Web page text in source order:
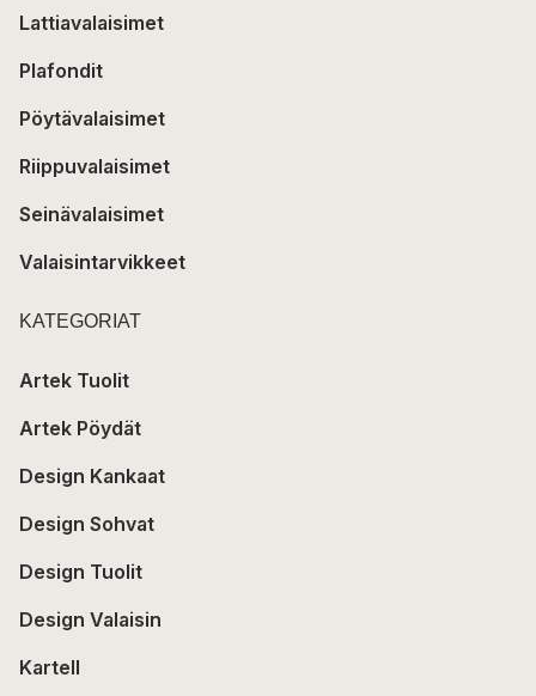
Lattiavalaisimet
Plafondit
Pöytävalaisimet
Riippuvalaisimet
Seinävalaisimet
Valaisintarvikkeet
KATEGORIAT
Artek Tuolit
Artek Pöydät
Design Kankaat
Design Sohvat
Design Tuolit
Design Valaisin
Kartell